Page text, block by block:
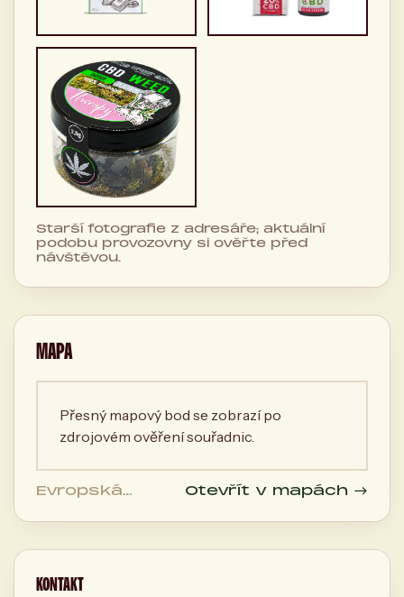
Starší fotografie z adresáře; aktuální
podobu provozovny si ověřte před
návštěvou.
MAPA
Přesný mapový bod se zobrazí po
zdrojovém ověření souřadnic.
Evropská
00, 110 00
Otevřít v mapách →
KONTAKT